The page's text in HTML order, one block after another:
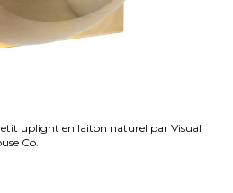
uplight en laiton naturel par Visual
Co.